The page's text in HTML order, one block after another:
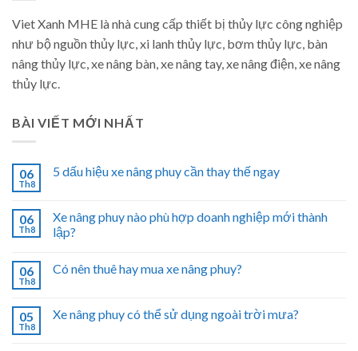
Viet Xanh MHE là nhà cung cấp thiết bị thủy lực công nghiệp
như bộ nguồn thủy lực, xi lanh thủy lực, bơm thủy lực, bàn
nâng thủy lực, xe nâng bàn, xe nâng tay, xe nâng điện, xe nâng
thủy lực.
BÀI VIẾT MỚI NHẤT
06
Th8
5 dấu hiệu xe nâng phuy cần thay thế ngay
06
Th8
Xe nâng phuy nào phù hợp doanh nghiệp mới thành
lập?
06
Th8
Có nên thuê hay mua xe nâng phuy?
05
Th8
Xe nâng phuy có thể sử dụng ngoài trời mưa?